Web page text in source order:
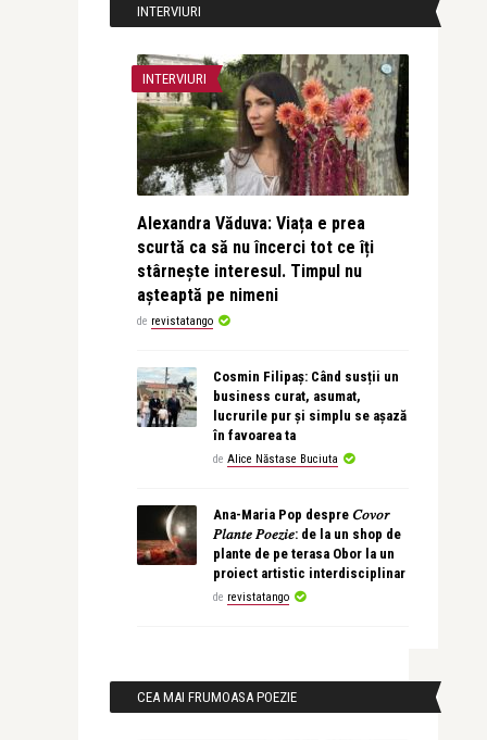
INTERVIURI
INTERVIURI
Alexandra Văduva: Viața e prea
scurtă ca să nu încerci tot ce îți
stârnește interesul. Timpul nu
așteaptă pe nimeni
de revistatango
Cosmin Filipaș: Când susții un
business curat, asumat,
lucrurile pur și simplu se așază
în favoarea ta
de Alice Năstase Buciuta
Ana-Maria Pop despre 𝐶𝑜𝑣𝑜𝑟
𝑃𝑙𝑎𝑛𝑡𝑒 𝑃𝑜𝑒𝑧𝑖𝑒: de la un shop de
plante de pe terasa Obor la un
proiect artistic interdisciplinar
de revistatango
CEA MAI FRUMOASA POEZIE